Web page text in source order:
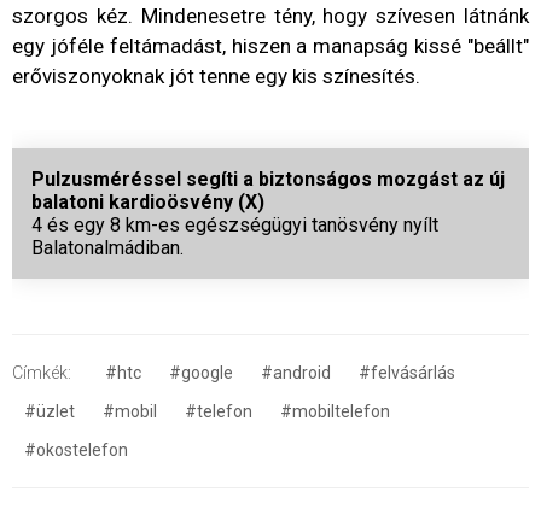
szorgos kéz. Mindenesetre tény, hogy szívesen látnánk
egy jóféle feltámadást, hiszen a manapság kissé "beállt"
erőviszonyoknak jót tenne egy kis színesítés.
Pulzusméréssel segíti a biztonságos mozgást az új
balatoni kardioösvény (X)
4 és egy 8 km-es egészségügyi tanösvény nyílt
Balatonalmádiban.
Címkék: #htc #google #android
#felvásárlás
#üzlet
#mobil #telefon
#mobiltelefon
#okostelefon